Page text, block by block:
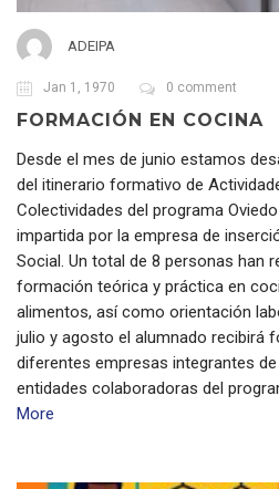
ADEIPA
Jan 1, 1970 0 comment
FORMACIÓN EN COCINA
Desde el mes de junio estamos
del itinerario formativo de
Colectividades del programa
impartida por la empresa de
Social. Un total de 8 personas han
formación teórica y práctica en
alimentos, así como orientación
julio y agosto el alumnado recibirá
diferentes empresas integrantes
entidades colaboradoras del
More